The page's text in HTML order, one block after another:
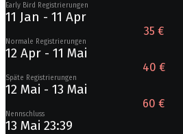
Early Bird Registrierungen
11 Jan - 11 Apr
35 €
Normale Registrierungen
12 Apr - 11 Mai
40 €
Späte Registrierungen
12 Mai - 13 Mai
60 €
Nennschluss
13 Mai 23:39